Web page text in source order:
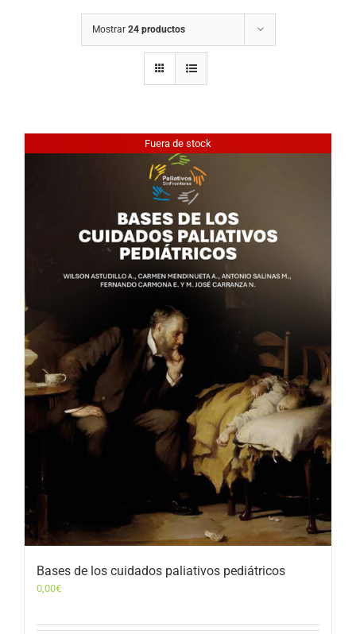
Mostrar 24 productos
Fuera de stock
Bases de los cuidados paliativos pediátricos
0,00€